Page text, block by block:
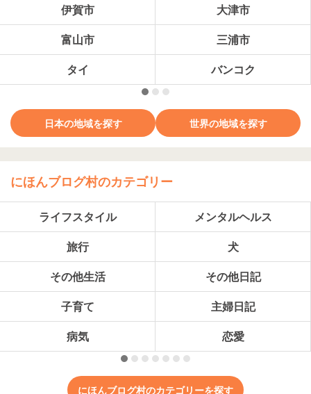
伊賀市
大津市
富山市
三浦市
タイ
バンコク
日本の地域を探す 世界の地域を探す
にほんブログ村のカテゴリー
ライフスタイル
メンタルヘルス
旅行
犬
その他生活
その他日記
子育て
主婦日記
病気
恋愛
にほんブログ村のカテゴリーを探す